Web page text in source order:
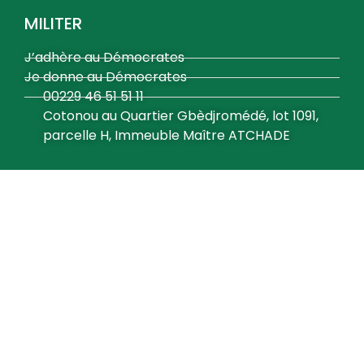
MILITER
J’adhère au Démocrates
Je donne au Démocrates
00229 46 51 51 11
Cotonou au Quartier Gbèdjromédé, lot 1091,
parcelle H, Immeuble Maître ATCHADE